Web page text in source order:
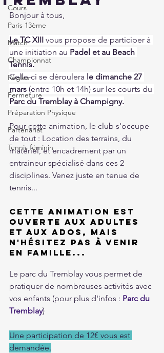
Cours
Paris 13ème
Match
Championnat
Règles
Fermeture
Préparation Physique
Partenariat
Tennis féminin
Bonjour à tous,
Le TC XIII vous propose de participer à
une initiation au Padel et au Beach
Tennis.
Celle-ci se déroulera le dimanche 27
mars (entre 10h et 14h) sur les courts du
Parc du Tremblay à Champigny.
Pour cette animation, le club s'occupe
de tout : Location des terrains, du
matériel, et encadrement par un
entraineur spécialisé dans ces 2
disciplines. Venez juste en tenue de
tennis...
Cette animation est
ouverte aux adultes
et aux ados, mais
n'hésitez pas à venir
en famille...
Le parc du Tremblay vous permet de
pratiquer de nombreuses activités avec
vos enfants (pour plus d'infos : Parc du
Tremblay)
Une participation de 12€ vous est
demandée.